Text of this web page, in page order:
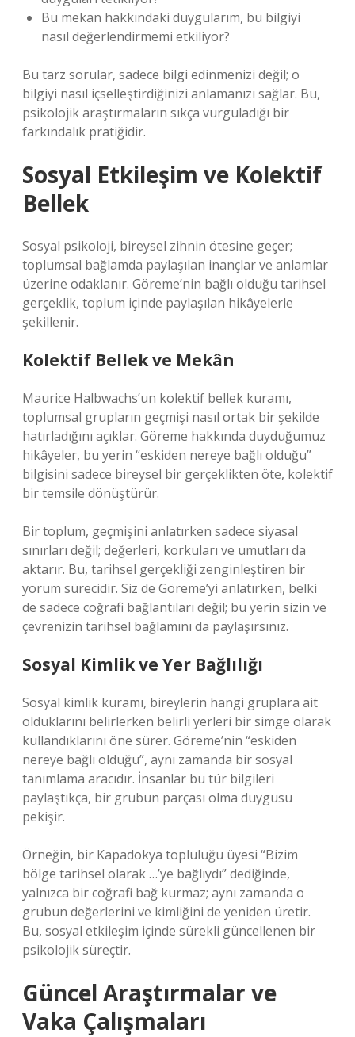
Bu mekan hakkındaki duygularım, bu bilgiyi
nasıl değerlendirmemi etkiliyor?
Bu tarz sorular, sadece bilgi edinmenizi değil; o
bilgiyi nasıl içselleştirdiğinizi anlamanızı sağlar. Bu,
psikolojik araştırmaların sıkça vurguladığı bir
farkındalık pratiğidir.
Sosyal Etkileşim ve Kolektif
Bellek
Sosyal psikoloji, bireysel zihnin ötesine geçer;
toplumsal bağlamda paylaşılan inançlar ve anlamlar
üzerine odaklanır. Göreme’nin bağlı olduğu tarihsel
gerçeklik, toplum içinde paylaşılan hikâyelerle
şekillenir.
Kolektif Bellek ve Mekân
Maurice Halbwachs’un kolektif bellek kuramı,
toplumsal grupların geçmişi nasıl ortak bir şekilde
hatırladığını açıklar. Göreme hakkında duyduğumuz
hikâyeler, bu yerin “eskiden nereye bağlı olduğu”
bilgisini sadece bireysel bir gerçeklikten öte, kolektif
bir temsile dönüştürür.
Bir toplum, geçmişini anlatırken sadece siyasal
sınırları değil; değerleri, korkuları ve umutları da
aktarır. Bu, tarihsel gerçekliği zenginleştiren bir
yorum sürecidir. Siz de Göreme’yi anlatırken, belki
de sadece coğrafi bağlantıları değil; bu yerin sizin ve
çevrenizin tarihsel bağlamını da paylaşırsınız.
Sosyal Kimlik ve Yer Bağlılığı
Sosyal kimlik kuramı, bireylerin hangi gruplara ait
olduklarını belirlerken belirli yerleri bir simge olarak
kullandıklarını öne sürer. Göreme’nin “eskiden
nereye bağlı olduğu”, aynı zamanda bir sosyal
tanımlama aracıdır. İnsanlar bu tür bilgileri
paylaştıkça, bir grubun parçası olma duygusu
pekişir.
Örneğin, bir Kapadokya topluluğu üyesi “Bizim
bölge tarihsel olarak …’ye bağlıydı” dediğinde,
yalnızca bir coğrafi bağ kurmaz; aynı zamanda o
grubun değerlerini ve kimliğini de yeniden üretir.
Bu, sosyal etkileşim içinde sürekli güncellenen bir
psikolojik süreçtir.
Güncel Araştırmalar ve
Vaka Çalışmaları